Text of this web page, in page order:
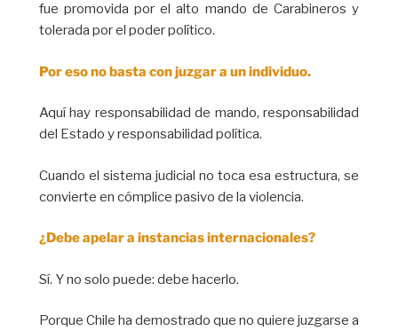
fue promovida por el alto mando de Carabineros y
tolerada por el poder político.
Por eso no basta con juzgar a un individuo.
Aquí hay responsabilidad de mando, responsabilidad
del Estado y responsabilidad política.
Cuando el sistema judicial no toca esa estructura, se
convierte en cómplice pasivo de la violencia.
¿Debe apelar a instancias internacionales?
Sí. Y no solo puede: debe hacerlo.
Porque Chile ha demostrado que no quiere juzgarse a